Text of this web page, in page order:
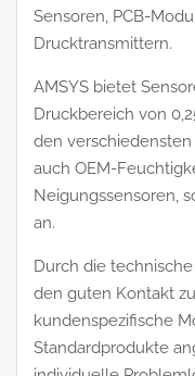
Sensoren, PCB-
Drucktransmittern.
AMSYS bietet
Druckbereich von
den
auch OEM-
Neigungssensoren,
an.
Durch die
den guten Kontakt
kundenspezifische
Standardprodukte